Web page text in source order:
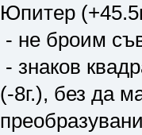
Юпитер
- не броим
- знаков
(-8г.), без да